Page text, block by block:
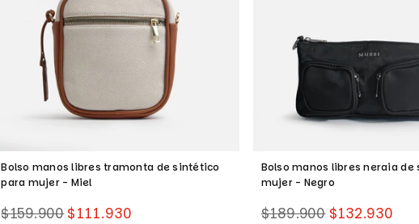
Bolso manos libres tramonta de sintético
para mujer - Miel
Precio
$159.900$111.930
Bolso manos libres neraia de
mujer - Negro
Precio
$189.900 $132.930